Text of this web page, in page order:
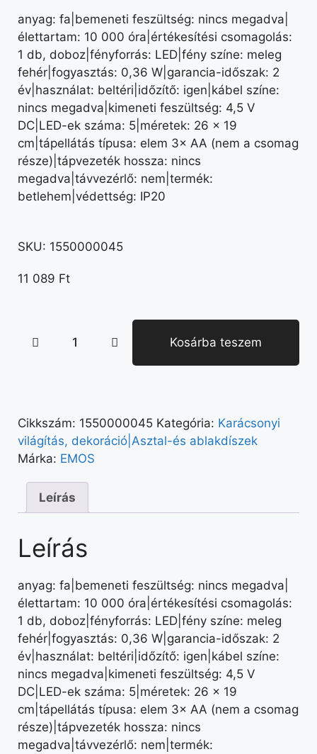
anyag: fa|bemeneti feszültség: nincs megadva|
élettartam: 10 000 óra|értékesítési csomagolás:
1 db, doboz|fényforrás: LED|fény színe: meleg
fehér|fogyasztás: 0,36 W|garancia-időszak: 2
év|használat: beltéri|időzítő: igen|kábel színe:
nincs megadva|kimeneti feszültség: 4,5 V
DC|LED-ek száma: 5|méretek: 26 × 19
cm|tápellátás típusa: elem 3× AA (nem a csomag
része)|tápvezeték hossza: nincs
megadva|távvezérlő: nem|termék:
betlehem|védettség: IP20
SKU: 1550000045
11 089 Ft
Kosárba teszem
Cikkszám: 1550000045 Kategória: Karácsonyi
világítás, dekoráció|Asztal-és ablakdíszek
Márka: EMOS
Leírás
Leírás
anyag: fa|bemeneti feszültség: nincs megadva|
élettartam: 10 000 óra|értékesítési csomagolás:
1 db, doboz|fényforrás: LED|fény színe: meleg
fehér|fogyasztás: 0,36 W|garancia-időszak: 2
év|használat: beltéri|időzítő: igen|kábel színe:
nincs megadva|kimeneti feszültség: 4,5 V
DC|LED-ek száma: 5|méretek: 26 × 19
cm|tápellátás típusa: elem 3× AA (nem a csomag
része)|tápvezeték hossza: nincs
megadva|távvezérlő: nem|termék: